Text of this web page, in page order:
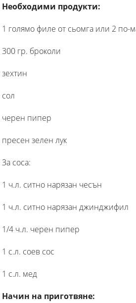
Необходими продукти:
1 голямо филе от сьомга или 2 по-
300 гр. броколи
зехтин
сол
черен пипер
пресен зелен лук
За соса:
1 ч.л. ситно нарязан чесън
1 ч.л. ситно нарязан джинджифил
1/4 ч.л. черен пипер
1 с.л. соев сос
1 с.л. мед
Начин на приготвяне: